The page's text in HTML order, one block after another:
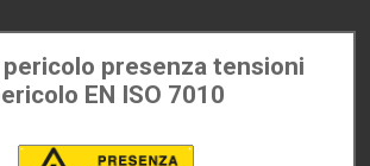
presenza tensioni
EN ISO 7010